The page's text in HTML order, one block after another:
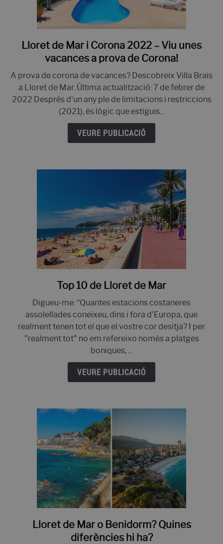
PLATJA DE LLORET DE MAR: 8 MILLORS PLATGES QUE NO
US PODEU PERDRE.
VACANCES A LLORET DE MAR 2022- 21 CONSELLS!
LLOGUER DE XALET A LLORET DE MAR? LA VOSTRA CASA
DE VACANCES PERFECTA EN 10 PASSOS
DESCOBREIX ELS 12 MILLORS DISCOTEQUES DE LLORET
enllaç
a
de
Mar
i
Corona
2022
prova
de
Corona!
Lloret de Mar i Corona 2022 – Viu unes
vacances a prova de Corona!
A prova de corona de vacances? Descobreix Villa Brais
a Lloret de Mar. Última actualització: 7 de febrer de
2022 Després d'un any ple de limitacions i restriccions
(2021), és lògic que estiguis...
VEURE PUBLICACIÓ
enllaç
Top
10
de
Lloret
de
Mar
Top 10 de Lloret de Mar
Digueu-me: “Quantes estacions costaneres
assolellades coneixeu, dins i fora d’Europa, que
realment tenen tot el que el vostre cor desitja? I per
"realment tot" no em refereixo només a platges
boniques, ...
VEURE PUBLICACIÓ
enllaç
a
Lloret de Mar o Benidorm? Quines
diferències hi ha?